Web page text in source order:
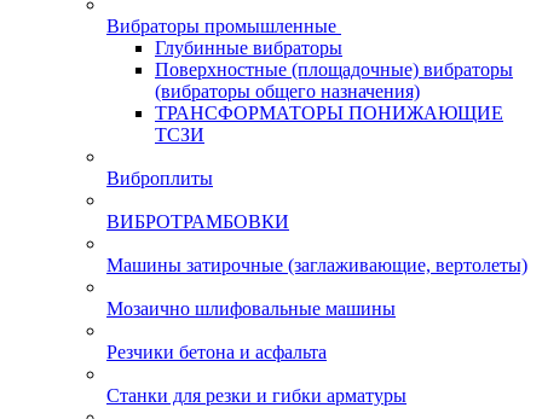
Вибраторы промышленные
Глубинные вибраторы
Поверхностные (площадочные) вибраторы
(вибраторы общего назначения)
ТРАНСФОРМАТОРЫ ПОНИЖАЮЩИЕ
ТСЗИ
Виброплиты
ВИБРОТРАМБОВКИ
Машины затирочные (заглаживающие, вертолеты)
Мозаично шлифовальные машины
Резчики бетона и асфальта
Станки для резки и гибки арматуры